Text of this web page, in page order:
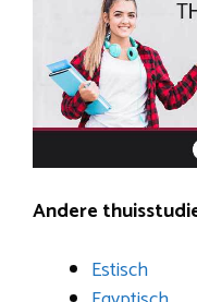
Andere
Estisch